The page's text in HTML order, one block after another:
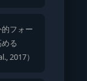
フォー
る
2017）